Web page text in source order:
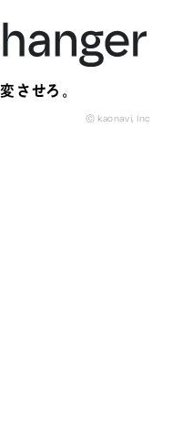
させろ。
© kaonavi, Inc